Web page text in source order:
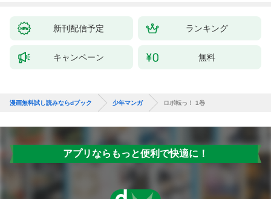
（１）
新刊配信予定 ランキング
キャンペーン 無料
漫画無料試し読みならdブック 少年マンガ ロボ転っ！ 1巻
アプリならもっと便利で快適に！